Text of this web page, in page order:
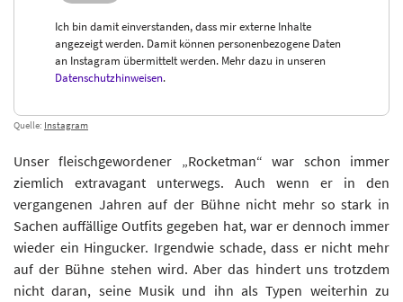
Ich bin damit einverstanden, dass mir externe Inhalte
angezeigt werden. Damit können personenbezogene Daten
an Instagram übermittelt werden. Mehr dazu in unseren
Datenschutzhinweisen.
Quelle: Instagram
Unser fleischgewordener „Rocketman“ war schon immer
ziemlich extravagant unterwegs. Auch wenn er in den
vergangenen Jahren auf der Bühne nicht mehr so stark in
Sachen auffällige Outfits gegeben hat, war er dennoch immer
wieder ein Hingucker. Irgendwie schade, dass er nicht mehr
auf der Bühne stehen wird. Aber das hindert uns trotzdem
nicht daran, seine Musik und ihn als Typen weiterhin zu